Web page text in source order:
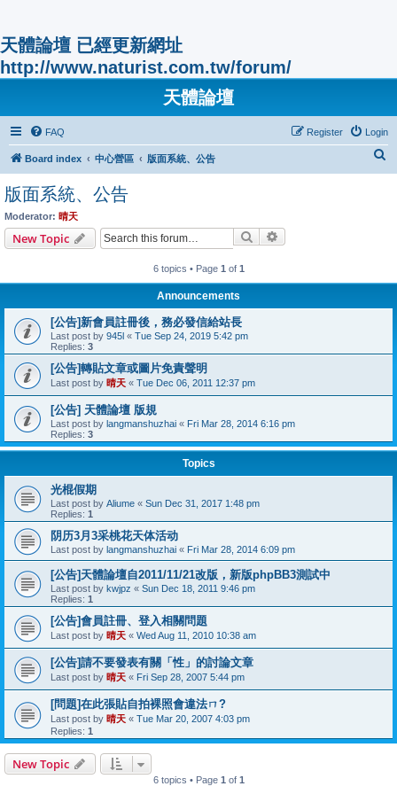
天體論壇 已經更新網址
http://www.naturist.com.tw/forum/
天體論壇
FAQ Login
Register
Board index 中心營區 版面系統、公告
版面系統、公告
Moderator: 晴天
New Topic Search
6 topics • Page 1 of 1
Announcements
[公告]新會員註冊後，務必發信給站長
Last post by 945l « Tue Sep 24, 2019 5:42 pm
Replies: 3
[公告]轉貼文章或圖片免責聲明
Last post by 晴天 « Tue Dec 06, 2011 12:37 pm
[公告] 天體論壇 版規
Last post by langmanshuzhai « Fri Mar 28, 2014 6:16 pm
Replies: 3
Topics
光棍假期
Last post by Aliume « Sun Dec 31, 2017 1:48 pm
Replies: 1
阴历3月3采桃花天体活动
Last post by langmanshuzhai « Fri Mar 28, 2014 6:09 pm
[公告]天體論壇自2011/11/21改版，新版phpBB3測試中
Last post by kwjpz « Sun Dec 18, 2011 9:46 pm
Replies: 1
[公告]會員註冊、登入相關問題
Last post by 晴天 « Wed Aug 11, 2010 10:38 am
[公告]請不要發表有關「性」的討論文章
Last post by 晴天 « Fri Sep 28, 2007 5:44 pm
[問題]在此張貼自拍裸照會違法ㄇ?
Last post by 晴天 « Tue Mar 20, 2007 4:03 pm
Replies: 1
New Topic
6 topics • Page 1 of 1